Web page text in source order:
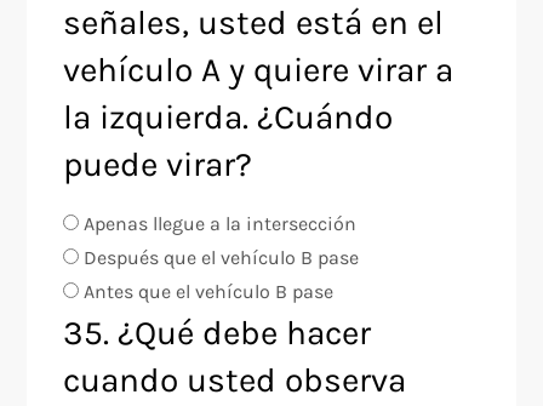
señales, usted está en el
vehículo A y quiere virar a
la izquierda. ¿Cuándo
puede virar?
Apenas llegue a la intersección
Después que el vehículo B pase
Antes que el vehículo B pase
35. ¿Qué debe hacer
cuando usted observa